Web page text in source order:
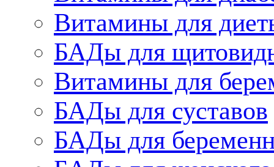
Витамины для
БАДы для
Витамины для
БАДы для суставов
БАДы для